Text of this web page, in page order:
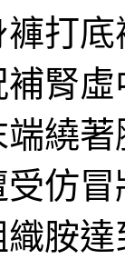
打
腎
繞
仿
胺